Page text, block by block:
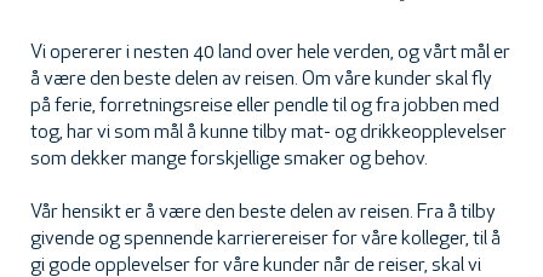
Vi opererer i nesten 40 land over hele verden, og vårt mål er
å være den beste delen av reisen. Om våre kunder skal fly
på ferie, forretningsreise eller pendle til og fra jobben med
tog, har vi som mål å kunne tilby mat- og drikkeopplevelser
som dekker mange forskjellige smaker og behov.
Vår hensikt er å være den beste delen av reisen. Fra å tilby
givende og spennende karrierereiser for våre kolleger, til å
gi gode opplevelser for våre kunder når de reiser, skal vi